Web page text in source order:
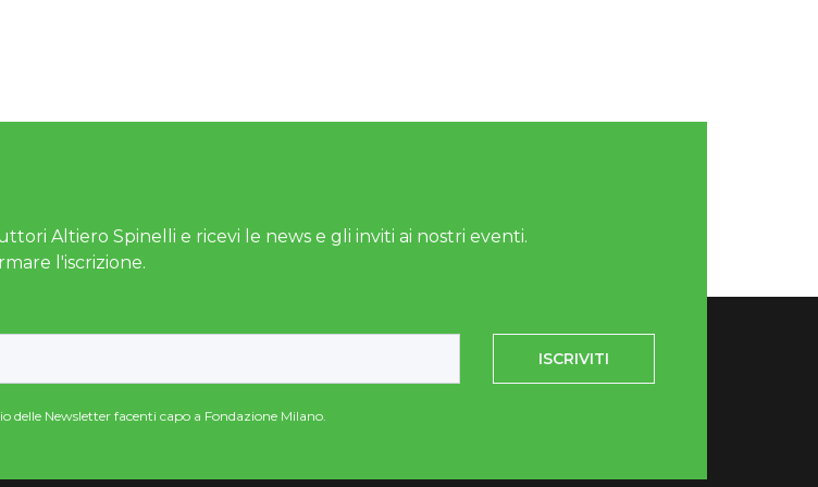
Altiero Spinelli e ricevi le news e gli inviti ai nostri eventi.
l'iscrizione.
ISCRIVITI
Newsletter facenti capo a Fondazione Milano.